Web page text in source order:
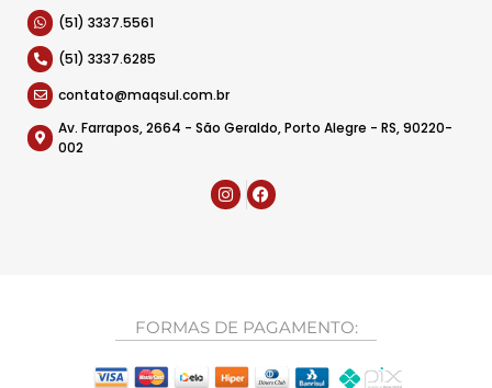
(51) 3337.5561
(51) 3337.6285
contato@maqsul.com.br
Av. Farrapos, 2664 - São Geraldo, Porto Alegre - RS, 90220-
002
FORMAS DE PAGAMENTO: